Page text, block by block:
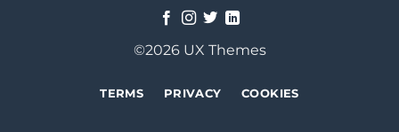
©2026 UX Themes
TERMS PRIVACY COOKIES